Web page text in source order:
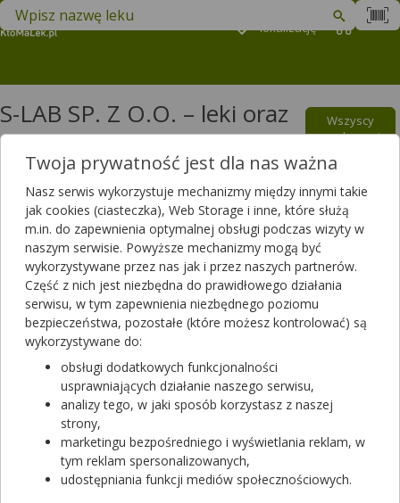
lokalizację
Znajdź lek w swojej okolicy
S-LAB SP. Z O.O. – leki oraz
suplementy diety
Wszyscy
producenci
Filtrowanie
Filtrowanie
Wyniki wyszukiwania(118)
Wyczyść filtry
Zuma Świetlik Pure
wyrób medyczny
Zuma Ulga Dla Oczy 0,2% Krople z
Twoja prywatność jest dla nas ważna
Nasz serwis wykorzystuje mechanizmy między innymi takie
jak cookies (ciasteczka), Web Storage i inne, które służą
m.in. do zapewnienia optymalnej obsługi podczas wizyty w
naszym serwisie. Powyższe mechanizmy mogą być
wykorzystywane przez nas jak i przez naszych partnerów.
Część z nich jest niezbędna do prawidłowego działania
serwisu, w tym zapewnienia niezbędnego poziomu
bezpieczeństwa, pozostałe (które możesz kontrolować) są
wykorzystywane do:
obsługi dodatkowych funkcjonalności
usprawniających działanie naszego serwisu,
analizy tego, w jaki sposób korzystasz z naszej
strony,
marketingu bezpośredniego i wyświetlania reklam, w
tym reklam spersonalizowanych,
udostępniania funkcji mediów społecznościowych.